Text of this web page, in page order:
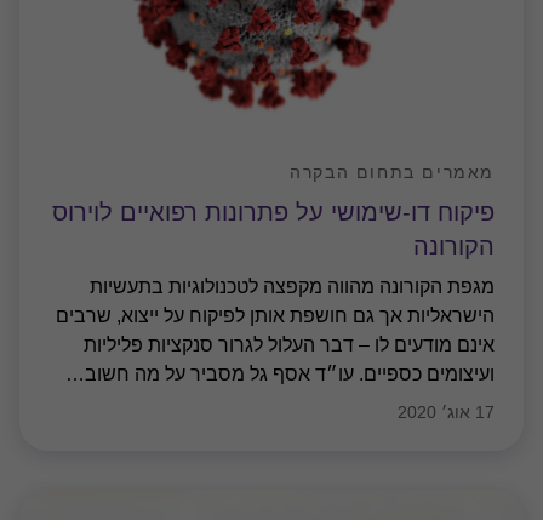
פיקוח דו-שימושי על פתרונות רפואיים לוירוס
הקורונה
מאמרים בתחום הבקרה
מגפת הקורונה מהווה מקפצה לטכנולוגיות בתעשיות
הישראליות אך גם חושפת אותן לפיקוח על ייצוא, שרבים
אינם מודעים לו – דבר העלול לגרור סנקציות פליליות
ועיצומים כספיים. עו״ד אסף גל מסביר על מה חשוב…
17 אוג׳ 2020